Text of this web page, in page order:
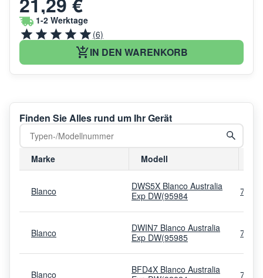
1-2 Werktage
(6)
IN DEN WARENKORB
Finden Sie Alles rund um Ihr Gerät
Marke Modell
Blanco
DWS5X Blanco Australia
Exp DW(95984
Blanco
DWIN7 Blanco Australia
Exp DW(95985
Blanco
BFD4X Blanco Australia